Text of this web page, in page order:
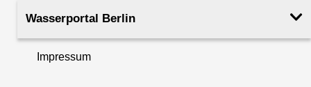
Wasserportal Berlin
Impressum